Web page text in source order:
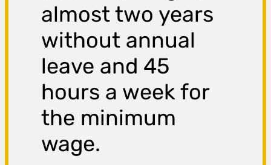
almost two years
without annual
leave and 45
hours a week for
the minimum
wage.